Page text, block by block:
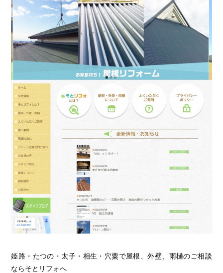
姫路・たつの・太子・相生・穴粟で屋根、外壁、雨樋のご相談
ならそとリフォへ